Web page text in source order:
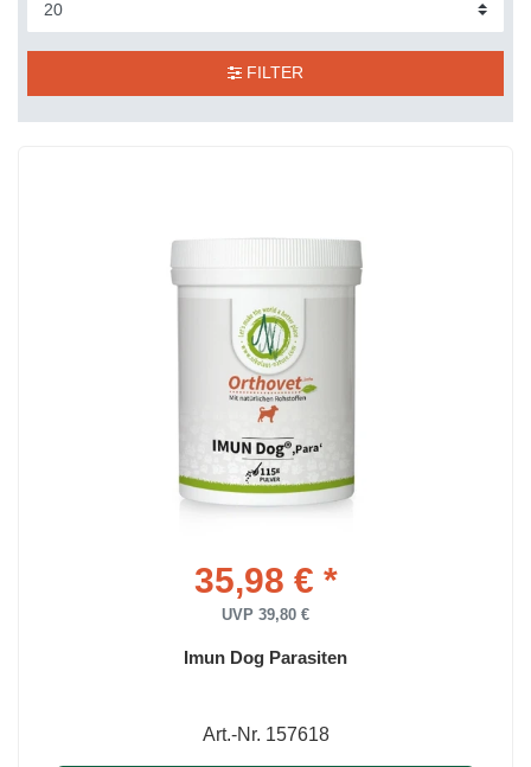
FILTER
35,98 € *
UVP 39,80 €
Imun Dog Parasiten
Art.-Nr. 157618